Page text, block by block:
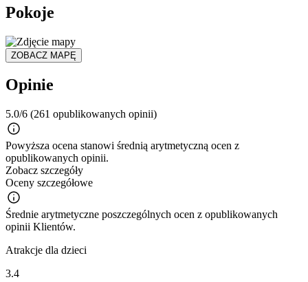
Pokoje
ZOBACZ MAPĘ
Opinie
5.0/6 (261 opublikowanych opinii)
Powyższa ocena stanowi średnią arytmetyczną ocen z
opublikowanych opinii.
Zobacz szczegóły
Oceny szczegółowe
Średnie arytmetyczne poszczególnych ocen z opublikowanych
opinii Klientów.
Atrakcje dla dzieci
3.4